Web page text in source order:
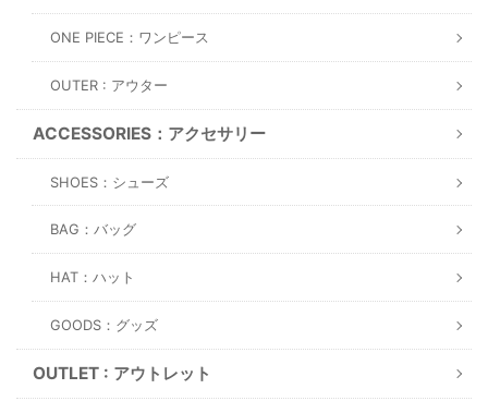
ONE PIECE：ワンピース
OUTER : アウター
ACCESSORIES：アクセサリー
SHOES：シューズ
BAG：バッグ
HAT：ハット
GOODS：グッズ
OUTLET : アウトレット